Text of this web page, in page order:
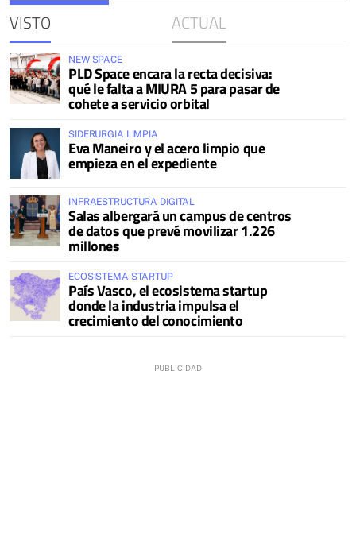
VISTO ACTUAL
NEW SPACE
PLD Space encara la recta decisiva:
qué le falta a MIURA 5 para pasar de
cohete a servicio orbital
SIDERURGIA LIMPIA
Eva Maneiro y el acero limpio que
empieza en el expediente
INFRAESTRUCTURA DIGITAL
Salas albergará un campus de centros
de datos que prevé movilizar 1.226
millones
ECOSISTEMA STARTUP
País Vasco, el ecosistema startup
donde la industria impulsa el
crecimiento del conocimiento